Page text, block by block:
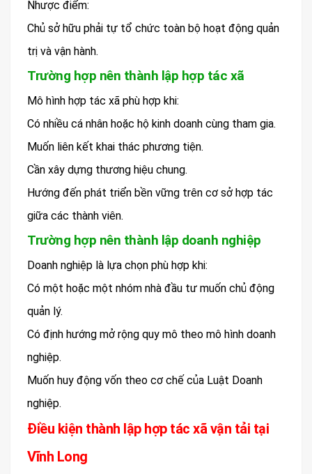
Nhược điểm:
Chủ sở hữu phải tự tổ chức toàn bộ hoạt động quản
trị và vận hành.
Trường hợp nên thành lập hợp tác xã
Mô hình hợp tác xã phù hợp khi:
Có nhiều cá nhân hoặc hộ kinh doanh cùng tham gia.
Muốn liên kết khai thác phương tiện.
Cần xây dựng thương hiệu chung.
Hướng đến phát triển bền vững trên cơ sở hợp tác
giữa các thành viên.
Trường hợp nên thành lập doanh nghiệp
Doanh nghiệp là lựa chọn phù hợp khi:
Có một hoặc một nhóm nhà đầu tư muốn chủ động
quản lý.
Có định hướng mở rộng quy mô theo mô hình doanh
nghiệp.
Muốn huy động vốn theo cơ chế của Luật Doanh
nghiệp.
Điều kiện thành lập hợp tác xã vận tải tại
Vĩnh Long